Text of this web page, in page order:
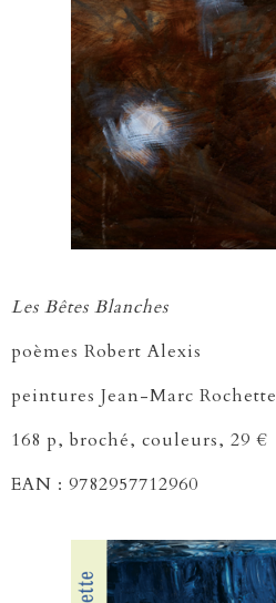
Les Bêtes Blanches
poèmes Robert Alexis
peintures Jean-Marc Rochette
168 p, broché, couleurs, 29 €
EAN : 9782957712960